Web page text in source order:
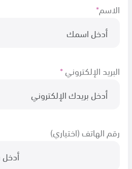
الاسم*
البريد الإلكتروني*
رقم الهاتف (اختياري)